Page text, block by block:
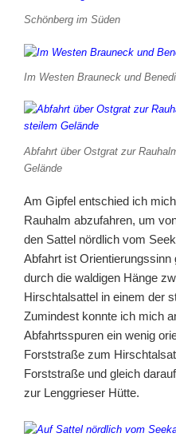
Schönberg im Süden
Im Westen Brauneck und
Abfahrt über Ostgrat zur
Gelände
Am Gipfel entschied ich
Rauhalm abzufahren, um
den Sattel nördlich vom
Abfahrt ist
durch die waldigen Hänge
Hirschtalsattel in einem der
Zumindest konnte ich mich
Abfahrtsspuren ein wenig
Forststraße zum
Forststraße und gleich
zur Lenggrieser Hütte.